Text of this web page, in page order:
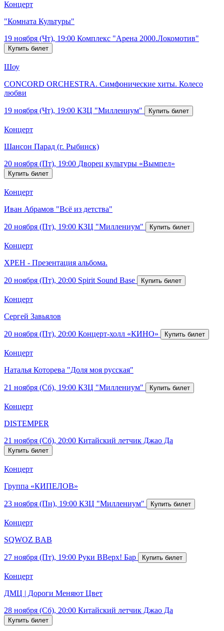
Концерт
"Комната Культуры"
19 ноября (Чт), 19:00 Комплекс "Арена 2000.Локомотив"
Шоу
CONCORD ORCHESTRA. Симфонические хиты. Колесо
любви
19 ноября (Чт), 19:00 КЗЦ "Миллениум"
Концерт
Шансон Парад (г. Рыбинск)
20 ноября (Пт), 19:00 Дворец культуры «Вымпел»
Концерт
Иван Абрамов "Всё из детства"
20 ноября (Пт), 19:00 КЗЦ "Миллениум"
Концерт
ХРЕН - Презентация альбома.
20 ноября (Пт), 20:00 Spirit Sound Base
Концерт
Сергей Завьялов
20 ноября (Пт), 20:00 Концерт-холл «КИНО»
Концерт
Наталья Которева "Доля моя русская"
21 ноября (Сб), 19:00 КЗЦ "Миллениум"
Концерт
DISTEMPER
21 ноября (Сб), 20:00 Китайский летчик Джао Да
Концерт
Группа «КИПЕЛОВ»
23 ноября (Пн), 19:00 КЗЦ "Миллениум"
Концерт
SQWOZ BAB
27 ноября (Пт), 19:00 Руки ВВерх! Бар
Концерт
ДМЦ | Дороги Меняют Цвет
28 ноября (Сб), 20:00 Китайский летчик Джао Да